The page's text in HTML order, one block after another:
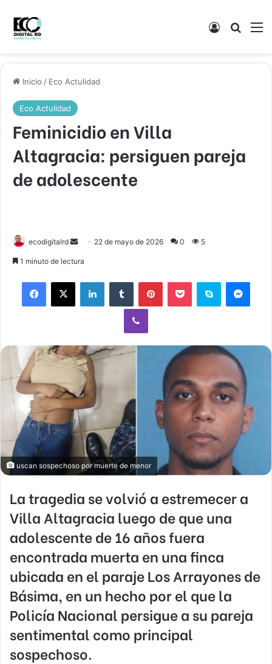
Acceso
Inicio / Eco Actulidad
Eco Actulidad
Feminicidio en Villa
Altagracia: persiguen pareja
de adolescente
ecodigitalrd
Send 22 de mayo de 2026 0 5
1 minuto de lectura
Facebook
X LinkedInTumblr PinterestPocket Skype
Viber
uscan sospechoso por muerte de menor
La tragedia se volvió a estremecer a
Villa Altagracia luego de que una
adolescente de 16 años fuera
encontrada muerta en una finca
ubicada en el parajeLos Arrayones de
Básima, en un hecho por el que la
Policía Nacional persigue a su pareja
sentimental como principal
sospechoso.